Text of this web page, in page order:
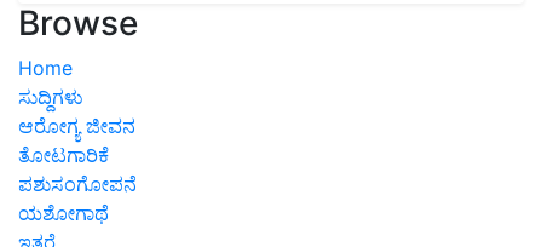
Browse
Home
ಸುದ್ದಿಗಳು
ಆರೋಗ್ಯ ಜೀವನ
ತೋಟಗಾರಿಕೆ
ಪಶುಸಂಗೋಪನೆ
ಯಶೋಗಾಥೆ
ಇತರೆ